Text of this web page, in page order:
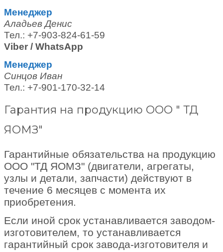
Менеджер
Аладьев Денис
Тел.: +7-903-824-61-59
Viber / WhatsApp
Менеджер
Синцов Иван
Тел.: +7-901-170-32-14
Гарантия на продукцию ООО " ТД
ЯОМЗ"
Гарантийные обязательства на продукцию
ООО "ТД ЯОМЗ" (двигатели, агрегаты,
узлы и детали, запчасти) действуют в
течение 6 месяцев с момента их
приобретения.
Если иной срок устанавливается заводом-
изготовителем, то устанавливается
гарантийный срок завода-изготовителя и